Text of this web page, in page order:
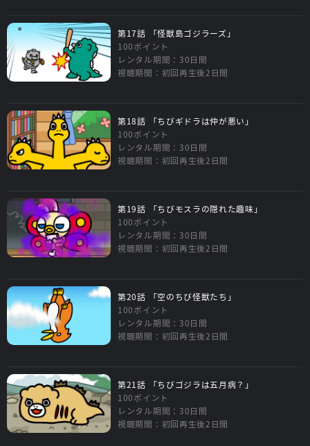
第17話 「怪獣島ゴジラーズ」
100ポイント
レンタル期間：30日間
視聴期間：初回再生後2日間
第18話 「ちびギドラは仲が悪い」
100ポイント
レンタル期間：30日間
視聴期間：初回再生後2日間
第19話 「ちびモスラの隠れた趣味」
100ポイント
レンタル期間：30日間
視聴期間：初回再生後2日間
第20話 「空のちび怪獣たち」
100ポイント
レンタル期間：30日間
視聴期間：初回再生後2日間
第21話 「ちびゴジラは五月病？」
100ポイント
レンタル期間：30日間
視聴期間：初回再生後2日間